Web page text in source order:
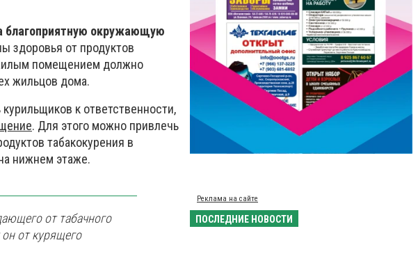
благоприятную окружающую
здоровья от продуктов
помещением должно
жильцов дома.
к ответственности,
. Для этого можно привлечь
табакокурения в
нижнем этаже.
от табачного
от курящего
Реклама на сайте
ПОСЛЕДНИЕ НОВОСТИ